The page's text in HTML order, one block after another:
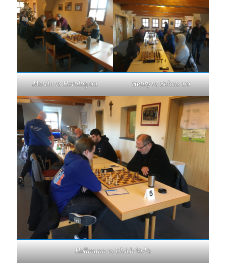
Martin vs Herning 0:1 Henry vs Belous 1:0
Hollmann vs Ulrich ½:½